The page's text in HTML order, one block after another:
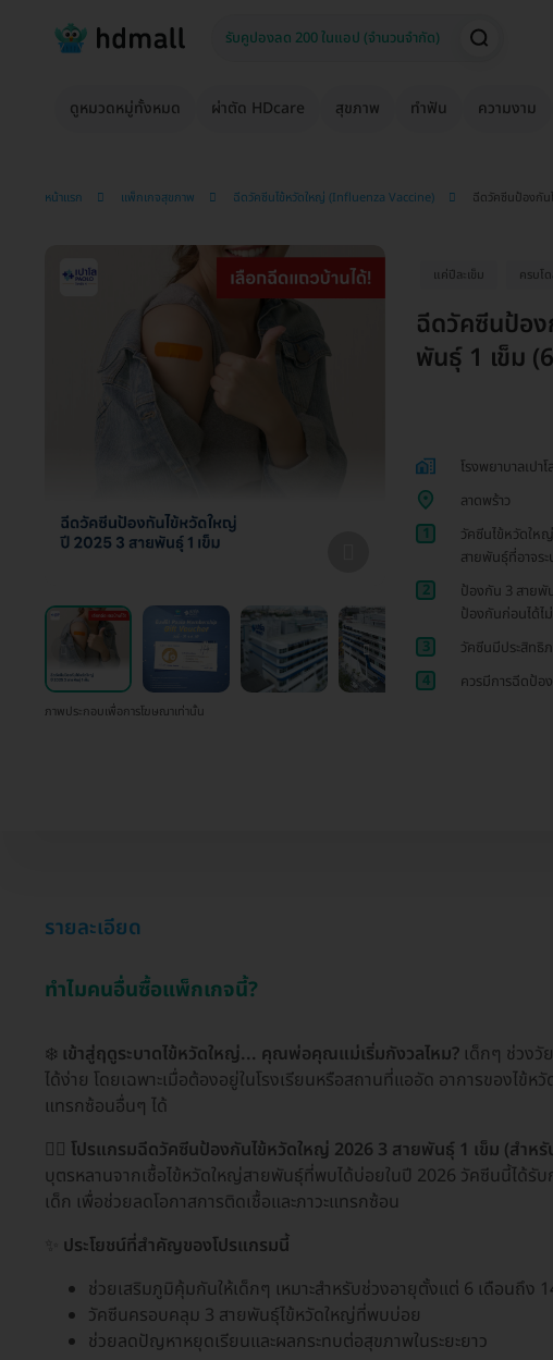
ดูหมวดหมู่ทั้งหมด ผ่าตัด HDcare สุขภาพ ทำฟัน ความงาม
หน้าแรก แพ็กเกจสุขภาพ ฉีดวัคซีนไข้หวัดใหญ่ (Influenza Vaccine) ฉีดวัคซีนป้องกัน
ภาพประกอบเพื่อการโฆษณาเท่านั้น
แค่ปีละเข็ม ครบโ
ฉีดวัคซีนป้อ
พันธุ์ 1 เข็ม
โรงพยาบาลเปา
ลาดพร้าว
1
วัคซีนไข้หวัดให
สายพันธ์ุที่อาจร
2
ป้องกัน 3 สายพั
ป้องกันก่อนได้ไ
3
วัคซีนมีประสิทธิ
4
ควรมีการฉีดป้อ
รายละเอียด
ทำไมคนอื่นซื้อแพ็กเกจนี้?
❄️ เข้าสู่ฤดูระบาดไข้หวัดใหญ่... คุณพ่อคุณแม่เริ่มกังวลไหม? เด็กๆ ช่วงวั
ได้ง่าย โดยเฉพาะเมื่อต้องอยู่ในโรงเรียนหรือสถานที่แออัด อาการของไข้
แทรกซ้อนอื่นๆ ได้
👨‍⚕️ โปรแกรมฉีดวัคซีนป้องกันไข้หวัดใหญ่ 2026 3 สายพันธุ์ 1 เข็ม (สำหรั
บุตรหลานจากเชื้อไข้หวัดใหญ่สายพันธุ์ที่พบได้บ่อยในปี 2026 วัคซีนนี้ได้รั
เด็ก เพื่อช่วยลดโอกาสการติดเชื้อและภาวะแทรกซ้อน
ประโยชน์ที่สำคัญของโปรแกรมนี้
ช่วยเสริมภูมิคุ้มกันให้เด็กๆ เหมาะสำหรับช่วงอายุตั้งแต่ 6 เดือนถึง
วัคซีนครอบคลุม 3 สายพันธุ์ไข้หวัดใหญ่ที่พบบ่อย
ช่วยลดปัญหาหยุดเรียนและผลกระทบต่อสุขภาพในระยะยาว